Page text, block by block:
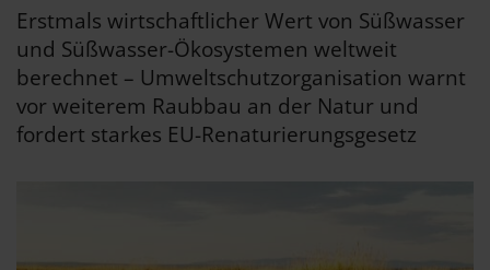
Erstmals wirtschaftlicher Wert von Süßwasser
und Süßwasser-Ökosystemen weltweit
berechnet – Umweltschutzorganisation warnt
vor weiterem Raubbau an der Natur und
fordert starkes EU-Renaturierungsgesetz